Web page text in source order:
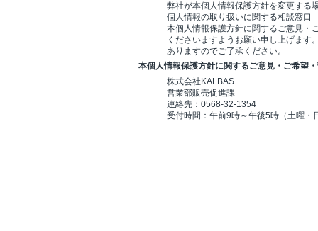
弊社が本個人情報保護方針を変更する
個人情報の取り扱いに関する相談窓口
本個人情報保護方針に関するご意見・
くださいますようお願い申し上げます
ありますのでご了承ください。
本個人情報保護方針に関するご意見・ご希望
株式会社KALBAS
営業部販売促進課
連絡先：0568-32-1354
受付時間：午前9時～午後5時（土曜・